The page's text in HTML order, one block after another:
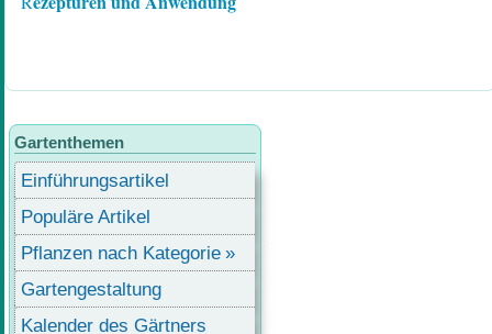
Gartenthemen
Einführungsartikel
Populäre Artikel
Pflanzen nach Kategorie
Gartengestaltung
Kalender des Gärtners